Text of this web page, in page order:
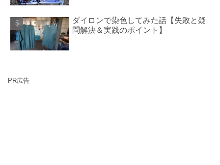
ダイロンで染色してみた話【失敗と疑
問解決＆実践のポイント】
PR広告